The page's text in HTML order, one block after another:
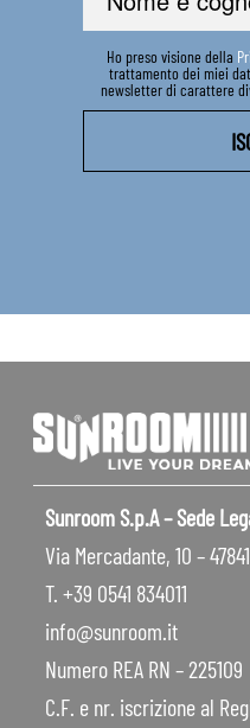
Ho preso visione della
trattamento dei miei
newsletter di carattere
Sunroom S.p.A – Sede
Via Mercadante, 10 –
T. +39 0541 834011
info@sunroom.it
Numero REA RN – 225109
C.F. e nr. iscrizione al